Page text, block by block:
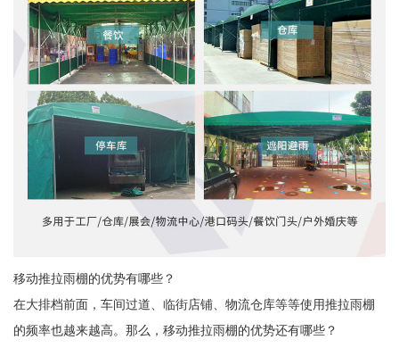
移动推拉雨棚的优势有哪些？
在大排档前面，车间过道、临街店铺、物流仓库等等使用推拉雨棚
的频率也越来越高。那么，移动推拉雨棚的优势还有哪些？